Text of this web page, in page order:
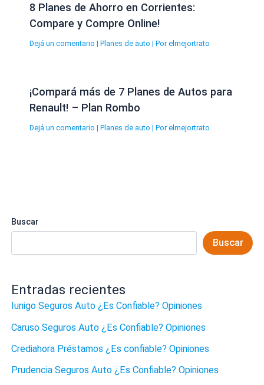
8 Planes de Ahorro en Corrientes:
Compare y Compre Online!
Dejá un comentario | Planes de auto | Por elmejortrato
¡Compará más de 7 Planes de Autos para
Renault! – Plan Rombo
Dejá un comentario | Planes de auto | Por elmejortrato
Buscar
Buscar
Entradas recientes
Iunigo Seguros Auto ¿Es Confiable? Opiniones
Caruso Seguros Auto ¿Es Confiable? Opiniones
Crediahora Préstamos ¿Es confiable? Opiniones
Prudencia Seguros Auto ¿Es Confiable? Opiniones